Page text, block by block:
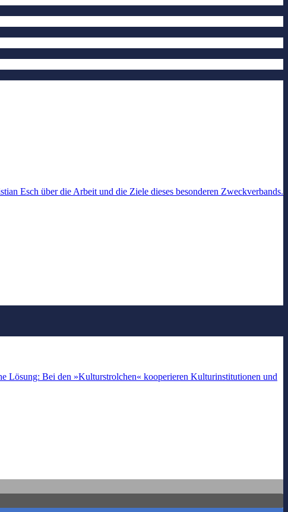
Esch über die Arbeit und die Ziele dieses besonderen Zweckverbands.
Lösung: Bei den »Kulturstrolchen« kooperieren Kulturinstitutionen und